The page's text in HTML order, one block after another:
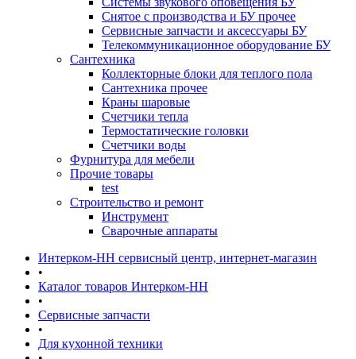
Снятое с производства и БУ прочее
Сервисные запчасти и аксессуары БУ
Телекоммуникационное оборудование БУ
Сантехника
Коллекторные блоки для теплого пола
Сантехника прочее
Краны шаровые
Счетчики тепла
Термоcтатические головки
Счетчики воды
Фурнитура для мебели
Прочие товары
test
Строительство и ремонт
Инструмент
Сварочные аппараты
Интерком-НН сервисный центр, интернет-магазин
•
Каталог товаров Интерком-НН
•
Сервисные запчасти
•
Для кухонной техники